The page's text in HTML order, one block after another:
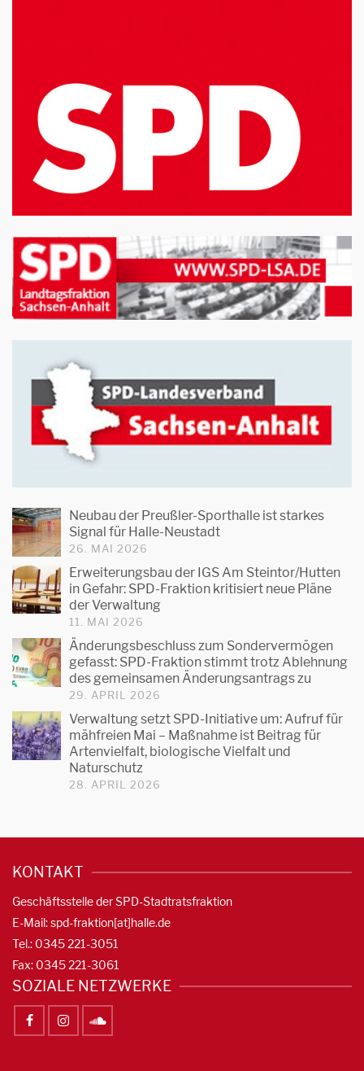
Neubau der Preußler-Sporthalle ist starkes
Signal für Halle-Neustadt
26. MAI 2026
Erweiterungsbau der IGS Am Steintor/Hutten
in Gefahr: SPD-Fraktion kritisiert neue Pläne
der Verwaltung
11. MAI 2026
Änderungsbeschluss zum Sondervermögen
gefasst: SPD-Fraktion stimmt trotz Ablehnung
des gemeinsamen Änderungsantrags zu
29. APRIL 2026
Verwaltung setzt SPD-Initiative um: Aufruf für
mähfreien Mai – Maßnahme ist Beitrag für
Artenvielfalt, biologische Vielfalt und
Naturschutz
28. APRIL 2026
KONTAKT
Geschäftsstelle der SPD-Stadtratsfraktion
E-Mail: spd-fraktion[at]halle.de
Tel.: 0345 221-3051
Fax: 0345 221-3061
SOZIALE NETZWERKE